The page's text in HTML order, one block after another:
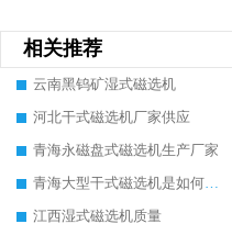
相关推荐
云南黑钨矿湿式磁选机
河北干式磁选机厂家供应
青海永磁盘式磁选机生产厂家
青海大型干式磁选机是如何选矿的
江西湿式磁选机质量